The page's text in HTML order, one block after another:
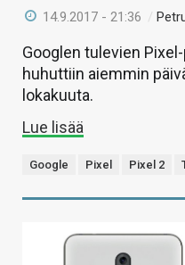
14.9.2017 - 21:36 /
Googlen tulevien
huhuttiin aiemmin
lokakuuta.
Lue lisää
Google Pixel Pixel 2